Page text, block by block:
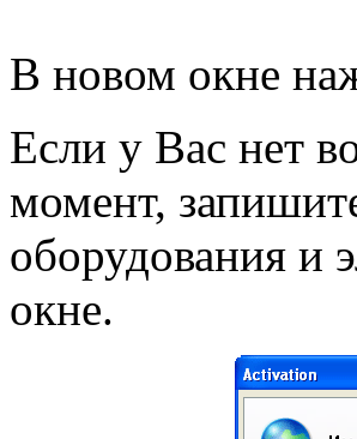
В новом окне
Если у Вас нет
момент,
оборудования и
окне.